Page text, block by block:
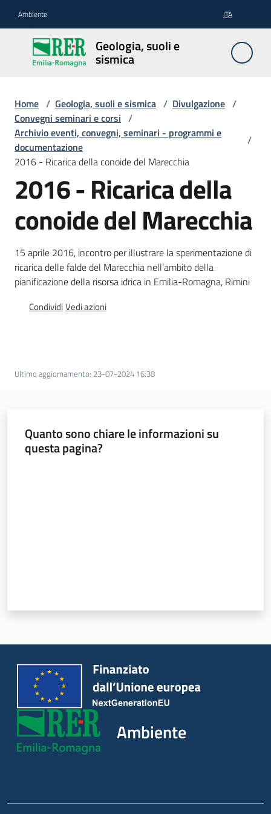
Ambiente ITA
Geologia, suoli e
sismica
Geologia,
suoli e
sismica
Geologia
Sismica
Cartografia
e
dati
Seguici
Novità
Servizi
Leggi Atti Bandi
Home / Geologia, suoli e sismica / Divulgazione /
Convegni seminari e corsi /
Archivio eventi, convegni, seminari - programmi e
documentazione
/
2016 - Ricarica della conoide del Marecchia
2016 - Ricarica della
conoide del Marecchia
15 aprile 2016, incontro per illustrare la sperimentazione di
ricarica delle falde del Marecchia nell’ambito della
pianificazione della risorsa idrica in Emilia-Romagna, Rimini
CondividiVedi azioni
Ultimo aggiornamento: 23-07-2024 16:38
Quanto sono chiare le informazioni su
questa pagina?
Ambiente